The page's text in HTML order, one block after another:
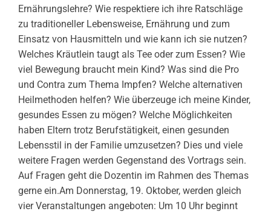
Ernährungslehre? Wie respektiere ich ihre Ratschläge
zu traditioneller Lebensweise, Ernährung und zum
Einsatz von Hausmitteln und wie kann ich sie nutzen?
Welches Kräutlein taugt als Tee oder zum Essen? Wie
viel Bewegung braucht mein Kind? Was sind die Pro
und Contra zum Thema Impfen? Welche alternativen
Heilmethoden helfen? Wie überzeuge ich meine Kinder,
gesundes Essen zu mögen? Welche Möglichkeiten
haben Eltern trotz Berufstätigkeit, einen gesunden
Lebensstil in der Familie umzusetzen? Dies und viele
weitere Fragen werden Gegenstand des Vortrags sein.
Auf Fragen geht die Dozentin im Rahmen des Themas
gerne ein.Am Donnerstag, 19. Oktober, werden gleich
vier Veranstaltungen angeboten: Um 10 Uhr beginnt